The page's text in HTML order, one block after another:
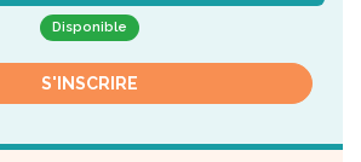
Disponible
S'INSCRIRE